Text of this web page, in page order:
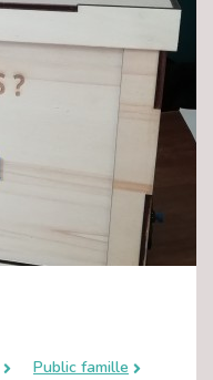
Public famille